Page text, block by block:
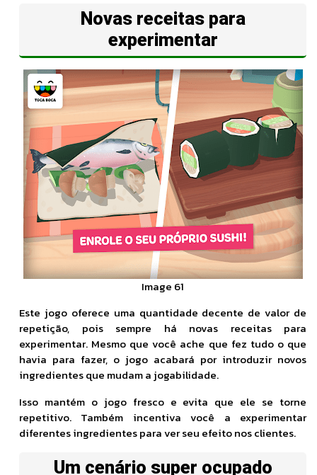
Novas receitas para
experimentar
Image 61
Este jogo oferece uma quantidade decente de valor de
repetição, pois sempre há novas receitas para
experimentar. Mesmo que você ache que fez tudo o que
havia para fazer, o jogo acabará por introduzir novos
ingredientes que mudam a jogabilidade.
Isso mantém o jogo fresco e evita que ele se torne
repetitivo. Também incentiva você a experimentar
diferentes ingredientes para ver seu efeito nos clientes.
Um cenário super ocupado